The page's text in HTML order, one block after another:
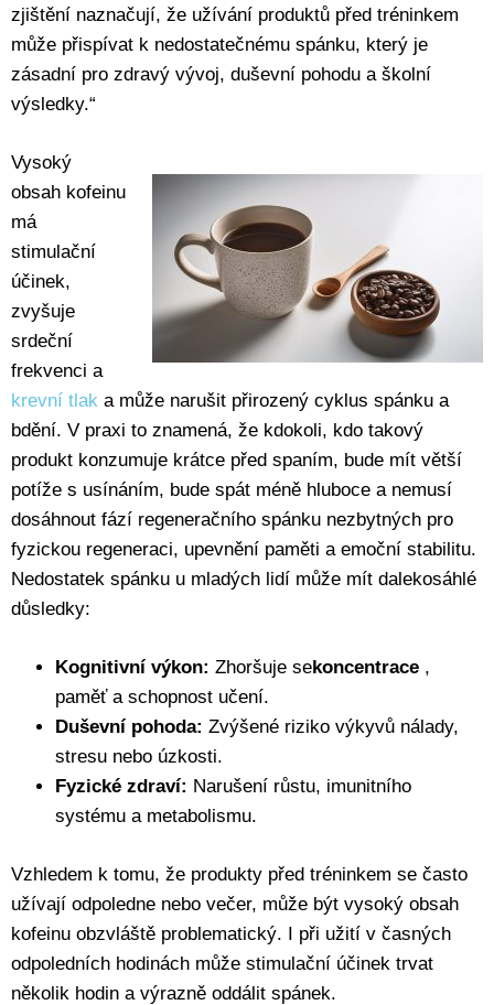
zjištění naznačují, že užívání produktů před tréninkem
může přispívat k nedostatečnému spánku, který je
zásadní pro zdravý vývoj, duševní pohodu a školní
výsledky.“
Vysoký
obsah kofeinu
má
stimulační
účinek,
zvyšuje
srdeční
frekvenci a
krevní tlak a může narušit přirozený cyklus spánku a
bdění. V praxi to znamená, že kdokoli, kdo takový
produkt konzumuje krátce před spaním, bude mít větší
potíže s usínáním, bude spát méně hluboce a nemusí
dosáhnout fází regeneračního spánku nezbytných pro
fyzickou regeneraci, upevnění paměti a emoční stabilitu.
Nedostatek spánku u mladých lidí může mít dalekosáhlé
důsledky:
Kognitivní výkon: Zhoršuje sekoncentrace ,
paměť a schopnost učení.
Duševní pohoda: Zvýšené riziko výkyvů nálady,
stresu nebo úzkosti.
Fyzické zdraví: Narušení růstu, imunitního
systému a metabolismu.
Vzhledem k tomu, že produkty před tréninkem se často
užívají odpoledne nebo večer, může být vysoký obsah
kofeinu obzvláště problematický. I při užití v časných
odpoledních hodinách může stimulační účinek trvat
několik hodin a výrazně oddálit spánek.